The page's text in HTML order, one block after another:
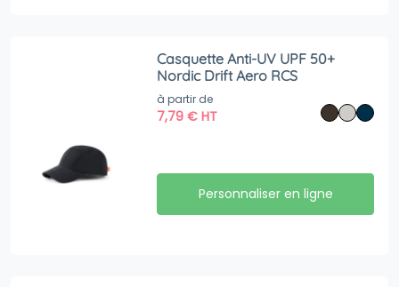
Casquette Anti-UV UPF 50+
Nordic Drift Aero RCS
à partir de
7,79€ HT
Personnaliser en ligne